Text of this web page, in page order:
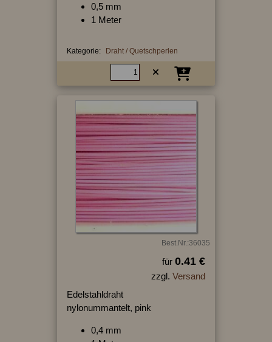
0,5 mm
1 Meter
Kategorie: Draht / Quetschperlen
Best.Nr.:36035
für 0.41 €
zzgl. Versand
Edelstahldraht
nylonummantelt, pink
0,4 mm